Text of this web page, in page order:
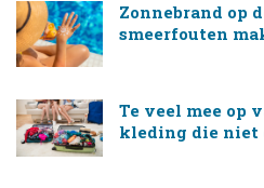
Zonnebrand op
smeerfouten
Te veel mee op
kleding die niet